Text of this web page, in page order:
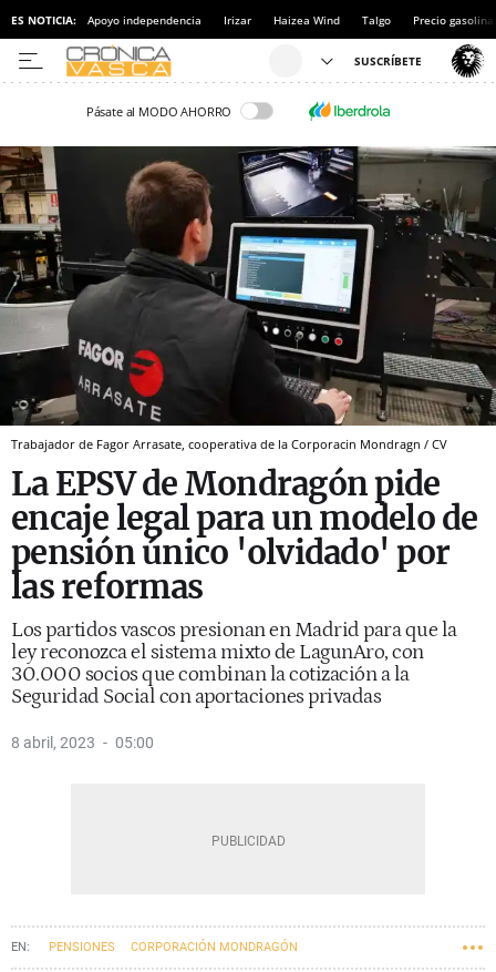
ES NOTICIA: Apoyo independencia Irizar Haizea Wind Talgo Precio gasolina
Pásate al MODO AHORRO
Trabajador de Fagor Arrasate, cooperativa de la Corporacin Mondragn / CV
La EPSV de Mondragón pide
encaje legal para un modelo de
pensión único 'olvidado' por
las reformas
Los partidos vascos presionan en Madrid para que la
ley reconozca el sistema mixto de LagunAro, con
30.000 socios que combinan la cotización a la
Seguridad Social con aportaciones privadas
8 abril, 2023 05:00
PENSIONES CORPORACIÓN MONDRAGÓN